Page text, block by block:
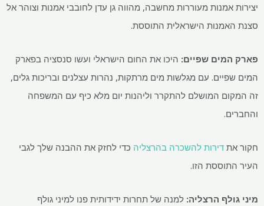
יצירות אמנות מעוררות מחשבה, מהווה גן עדן לחובבי אמנות וצוהר אל
סצנת האמנות הישראלית התוססת.
פארק המים שפיים: היכו את החום הישראלי ועשו סנסציה בפארק
המים שפיים. עם מגלשות מים מרתקות, נהרות עצלנים ובריכות גלים,
זה המקום המושלם להתקרר וליהנות יום מלא כיף עם המשפחה
והחברים.
חקור את דירות להשכרה בהרצליה כדי לחזק את ההבנה שלך לגבי
העיר התוססת הזו.
מיני גולף הרצליה: למנה של תחרות ידידותית פנו למיני גולף